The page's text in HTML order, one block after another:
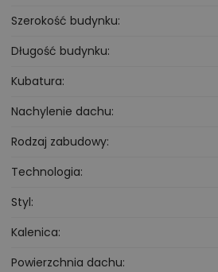
Szerokość budynku
Długość budynku
Kubatura
Nachylenie dachu
Rodzaj zabudowy
Technologia
Styl
Kalenica
Powierzchnia dachu